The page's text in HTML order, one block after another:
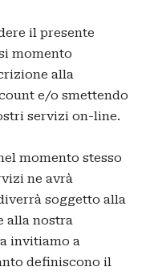
il presente
momento
alla
e/o smettendo
servizi on-line.
momento stesso
ne avrà
soggetto alla
alla nostra
invitiamo a
definiscono il